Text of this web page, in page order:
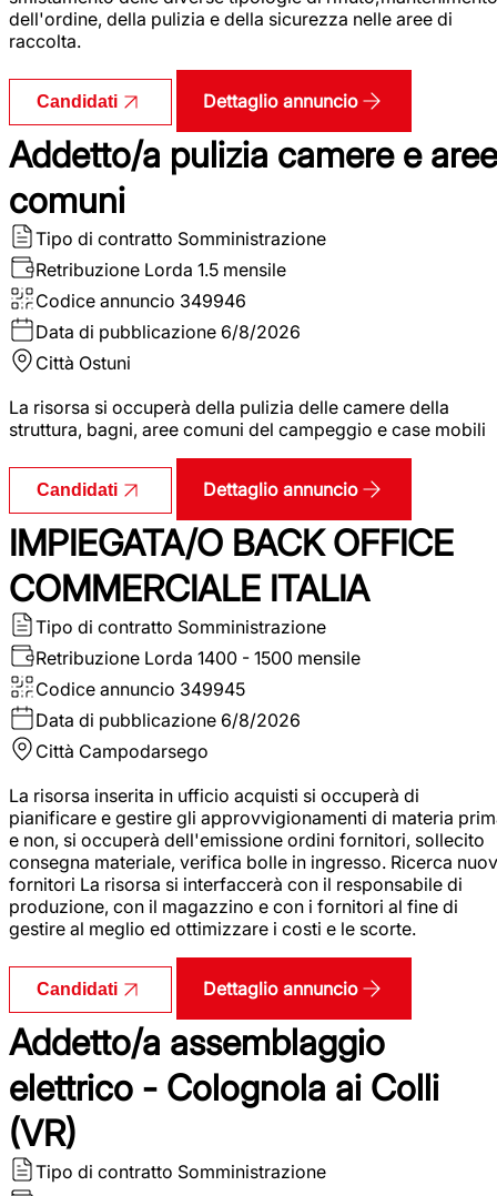
dell'ordine, della pulizia e della sicurezza nelle aree di
raccolta.
Candidati Dettaglio annuncio
Addetto/a pulizia camere e aree
comuni
Tipo di contratto Somministrazione
Retribuzione Lorda 1.5 mensile
Codice annuncio 349946
Data di pubblicazione 6/8/2026
Città Ostuni
La risorsa si occuperà della pulizia delle camere della
struttura, bagni, aree comuni del campeggio e case mobili
Candidati Dettaglio annuncio
IMPIEGATA/O BACK OFFICE
COMMERCIALE ITALIA
Tipo di contratto Somministrazione
Retribuzione Lorda 1400 - 1500 mensile
Codice annuncio 349945
Data di pubblicazione 6/8/2026
Città Campodarsego
La risorsa inserita in ufficio acquisti si occuperà di
pianificare e gestire gli approvvigionamenti di materia
e non, si occuperà dell'emissione ordini fornitori, sollecito
consegna materiale, verifica bolle in ingresso. Ricerca
fornitori La risorsa si interfaccerà con il responsabile di
produzione, con il magazzino e con i fornitori al fine di
gestire al meglio ed ottimizzare i costi e le scorte.
Candidati Dettaglio annuncio
Addetto/a assemblaggio
elettrico - Colognola ai Colli
(VR)
Tipo di contratto Somministrazione